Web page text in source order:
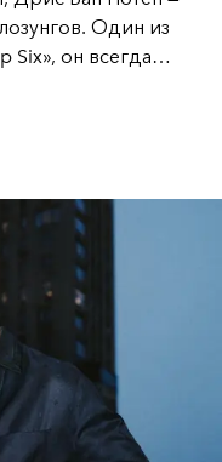
Один из
Six», он всегда